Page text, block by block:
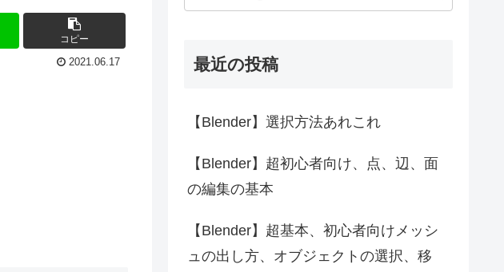
コピー
2021.06.17 最近の投稿
【Blender】選択方法あれこれ
【Blender】超初心者向け、点、辺、面
の編集の基本
【Blender】超基本、初心者向けメッシ
ュの出し方、オブジェクトの選択、移